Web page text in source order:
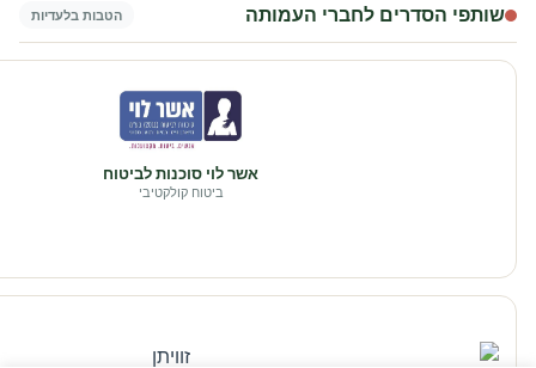
שותפי הסדרים לחברי העמותה הטבות בלעדיות
אשר לוי סוכנות לביטוח
ביטוח קולקטיבי